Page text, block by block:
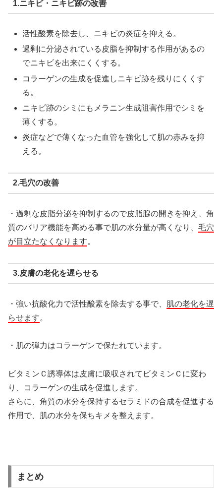
1.ニキビ・ニキビ跡の改善
活性酸素を除去し、ニキビの炎症を抑える。
過剰に分泌されている皮脂を抑制する作用があるの
でニキビを出来にくくする。
コラーゲンの生成を促進しニキビ跡を残りにくくす
る。
ニキビ跡のシミにもメラニン生成阻害作用でシミを
薄くする。
炎症などで薄くなった血管を強化して肌の赤みを抑
える。
2.毛穴の改善
・過剰な皮脂分泌を抑制するので皮脂腺の開きを抑え、角
質のバリア機能を高める事で肌の水分量が高くなり、 毛穴
が目立たなくなります。
3.皮膚の老化を遅らせる
・強い抗酸化力で活性酸素を除去する事で、
肌の老化を遅
らせます。
・肌の弾力はコラーゲンで保たれています。
ビタミンＣ誘導体は皮膚に吸収されてビタミンＣに変わ
り、コラーゲンの生成を促進します。
さらに、角質の水分を保持するセラミドの合成を促進する
作用で、肌の水分を保ちキメを整えます。
まとめ